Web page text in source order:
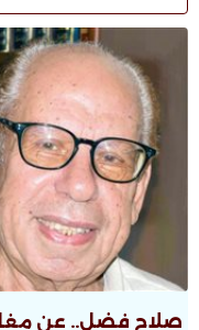
صلاح فضل.. عن